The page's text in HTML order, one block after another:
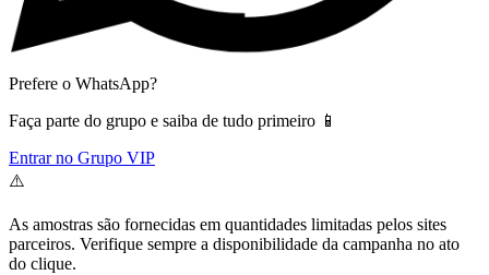
Prefere o WhatsApp?
Faça parte do grupo e saiba de tudo primeiro 📱
Entrar no Grupo VIP
⚠️
As amostras são fornecidas em quantidades limitadas pelos sites
parceiros. Verifique sempre a disponibilidade da campanha no ato
do clique.